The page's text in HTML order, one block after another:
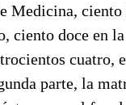
Medicina,
ciento doce en
cuatro,
parte, la